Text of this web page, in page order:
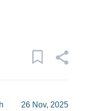
26 Nov, 2025